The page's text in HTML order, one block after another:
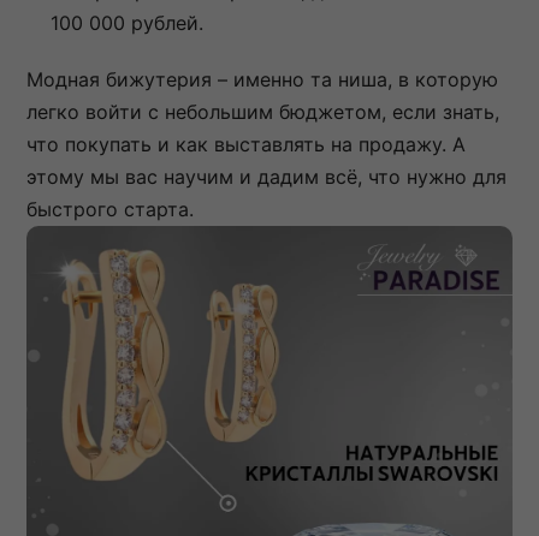
100 000 рублей.
Модная бижутерия – именно та ниша, в которую
легко войти с небольшим бюджетом, если знать,
что покупать и как выставлять на продажу. А
этому мы вас научим и дадим всё, что нужно для
быстрого старта.